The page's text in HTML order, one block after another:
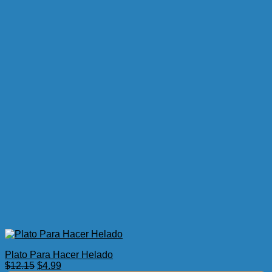
Plato Para Hacer Helado
$12.15 El
$4.99